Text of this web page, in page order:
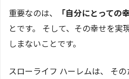
重要なのは、 「自分にとっての
とです。 そして、その幸せを実
しまないことです。
スローライフ ハーレムは、 そ